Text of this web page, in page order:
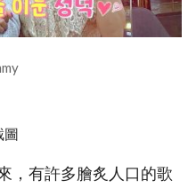
圖
，有許多膾炙人口的歌